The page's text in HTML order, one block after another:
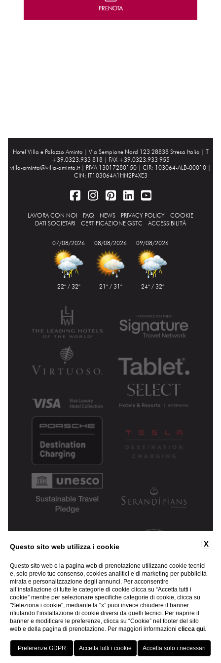
PRENOTA
Hotel Villa e Palazzo Aminta | Via Sempione Nord 123 28838 Stresa Italia | T
+39.0323.933 818 | FAX +39.0323.933 955
villa-aminta@villa-aminta.it | P.IVA 13017280150 | CIR: 103064-ALB-00010 |
CIN: IT103064A1HN2P4XE3
LAVORA CON NOI FAQ NEWS PRIVACY POLICY
COOKIE
DATI SOCIETARI
CERTIFICAZIONE GSTC ACCESSIBILITÀ
07/08/2026
22° / 32°
08/08/2026
21° / 31°
09/08/2026
24° / 32°
X
Questo sito web utilizza i cookie
Questo sito web e la pagina web di prenotazione utilizzano cookie tecnici
e, solo previo tuo consenso, cookies analitici e di marketing per pubblicità
mirata e personalizzazione degli annunci. Per acconsentire
all’installazione di tutte le categorie di cookie clicca su “Accetta tutti i
cookie” mentre per selezionare specifiche categorie di cookie, clicca su
"Seleziona i cookie"; mediante la “x” puoi invece chiudere il banner
rifiutando l’installazione di cookie diversi da quelli tecnici. Per riaprire il
banner e modificare le preferenze, clicca su “Cookie” nel footer del sito
web e della pagina di prenotazione. Per maggiori informazioni clicca qui.